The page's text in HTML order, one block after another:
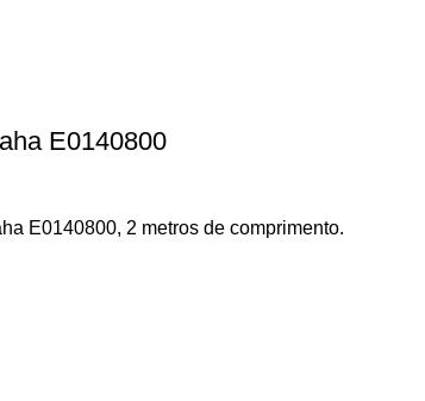
E0140800
E0140800, 2 metros de comprimento.